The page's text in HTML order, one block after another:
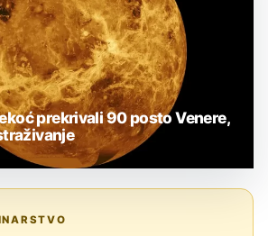
prekrivali 90 posto Venere,